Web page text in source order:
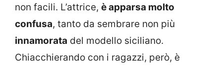
non facili. L’attrice, è apparsa molto
confusa, tanto da sembrare non più
innamorata del modello siciliano.
Chiacchierando con i ragazzi, però, è